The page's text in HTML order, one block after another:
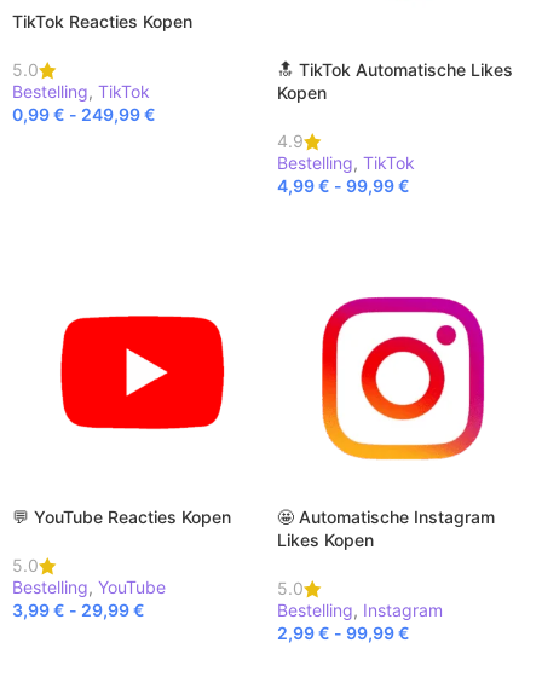
TikTok Reacties Kopen
5.0
Bestelling, TikTok
0,99€ - 249,99€
🔝 TikTok Automatische Likes
Kopen
4.9
Bestelling, TikTok
4,99€ - 99,99€
💬 YouTube Reacties Kopen
5.0
Bestelling, YouTube
3,99€ - 29,99€
🤩 Automatische Instagram
Likes Kopen
5.0
Bestelling, Instagram
2,99€ - 99,99€